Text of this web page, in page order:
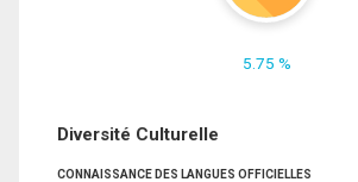
5.75 %
Diversité Culturelle
CONNAISSANCE DES LANGUES OFFICIELLES